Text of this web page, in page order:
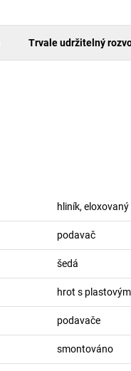
Trvale udržitelný
hliník, eloxovaný
podavač
šedá
hrot s
podavače
smontováno